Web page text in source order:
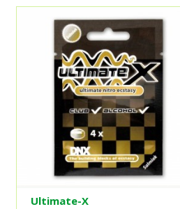
Ultimate-X